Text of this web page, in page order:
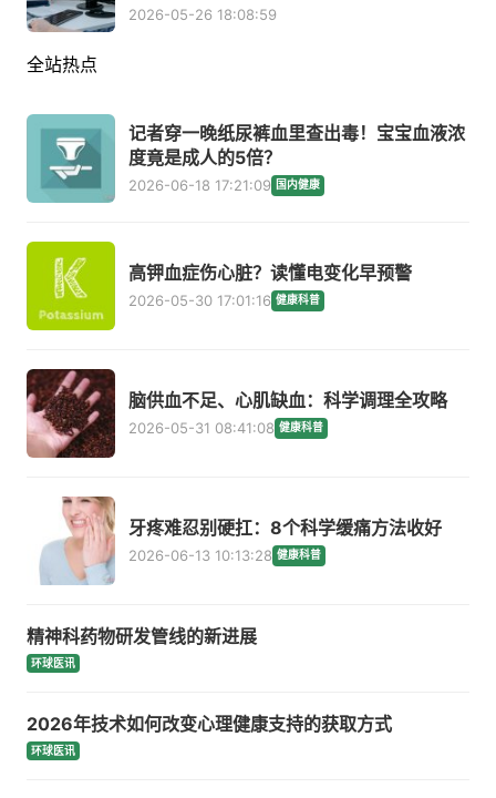
2026-05-26 18:08:59
全站热点
记者穿一晚纸尿裤血里查出毒！宝宝血液浓
度竟是成人的5倍？
2026-06-18 17:21:09 国内健康
高钾血症伤心脏？读懂电变化早预警
2026-05-30 17:01:16 健康科普
脑供血不足、心肌缺血：科学调理全攻略
2026-05-31 08:41:08 健康科普
牙疼难忍别硬扛：8个科学缓痛方法收好
2026-06-13 10:13:28 健康科普
精神科药物研发管线的新进展
环球医讯
2026年技术如何改变心理健康支持的获取方式
环球医讯